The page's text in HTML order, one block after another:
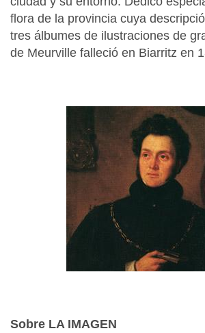
flora de la provincia cuya
tres álbumes de ilustraciones de
de Meurville falleció en Biarritz en
Sobre LA IMAGEN